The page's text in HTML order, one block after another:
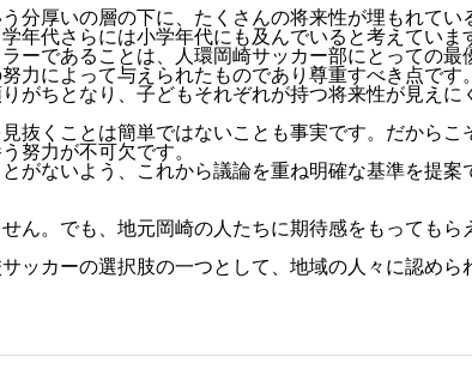
分厚いの層の下に、たくさんの将来性が埋もれて
年代さらには小学年代にも及んでいると考えていま
ーであることは、人環岡崎サッカー部にとっての
力によって与えられたものであり尊重すべき点で
がちとなり、子どもそれぞれが持つ将来性が見えに
抜くことは簡単ではないことも事実です。だから
努力が不可欠です。
がないよう、これから議論を重ね明確な基準を提
ん。でも、地元岡崎の人たちに期待感をもっても
ッカーの選択肢の一つとして、地域の人々に認めら